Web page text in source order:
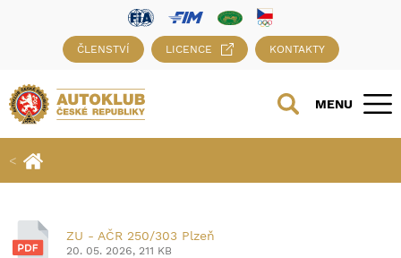
ČLENSTVÍ LICENCE KONTAKTY
MENU
ZU - AČR 250/303 Plzeň
20. 05. 2026, 211 KB